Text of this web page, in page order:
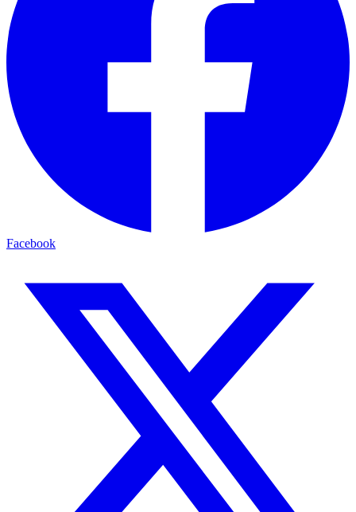
Facebook